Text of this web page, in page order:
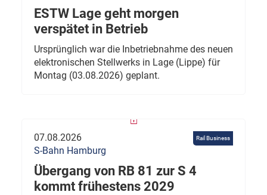
ESTW Lage geht morgen
verspätet in Betrieb
Ursprünglich war die Inbetriebnahme des neuen
elektronischen Stellwerks in Lage (Lippe) für
Montag (03.08.2026) geplant.
Rail Business
07.08.2026
S-Bahn Hamburg
Übergang von RB 81 zur S 4
kommt frühestens 2029